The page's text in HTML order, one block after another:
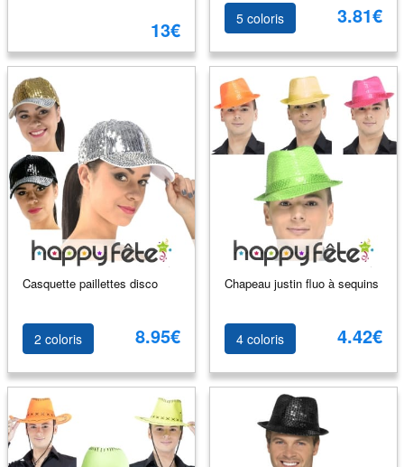
13€ 5 coloris 3.81€
Casquette paillettes disco
2 coloris 8.95€
Chapeau justin fluo à sequins
4 coloris 4.42€